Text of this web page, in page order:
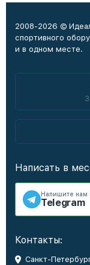
2008-2026 ©
спортивного
и в одном месте.
Написать в
Напишите нам
Telegram
Контакты:
Санкт-